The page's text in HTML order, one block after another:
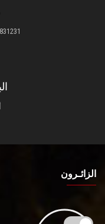
26831417 - 26831474
الزائـرون